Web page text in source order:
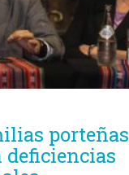
porteñas